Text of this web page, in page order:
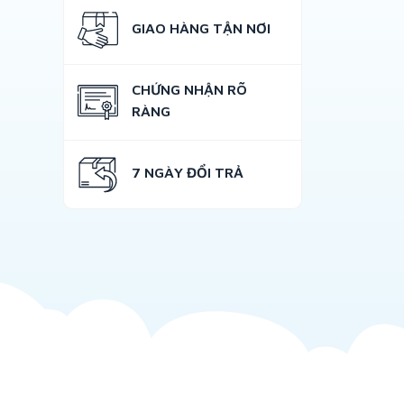
GIAO HÀNG TẬN NƠI
CHỨNG NHẬN RÕ
RÀNG
7 NGÀY ĐỔI TRẢ